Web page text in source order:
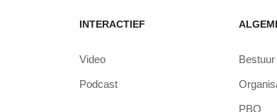
INTERACTIEF
Video
Podcast
Bestuur
PBO